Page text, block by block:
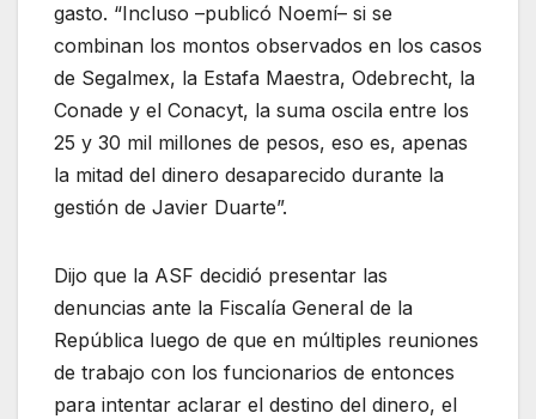
gasto. “Incluso –publicó Noemí– si se
combinan los montos observados en los casos
de Segalmex, la Estafa Maestra, Odebrecht, la
Conade y el Conacyt, la suma oscila entre los
25 y 30 mil millones de pesos, eso es, apenas
la mitad del dinero desaparecido durante la
gestión de Javier Duarte”.
Dijo que la ASF decidió presentar las
denuncias ante la Fiscalía General de la
República luego de que en múltiples reuniones
de trabajo con los funcionarios de entonces
para intentar aclarar el destino del dinero, el